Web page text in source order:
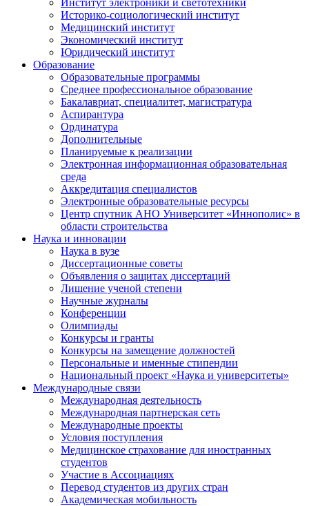
Историко-социологический институт
Медицинский институт
Экономический институт
Юридический институт
Образование
Образовательные программы
Среднее профессиональное образование
Бакалавриат, специалитет, магистратура
Аспирантура
Ординатура
Дополнительные
Планируемые к реализации
Электронная информационная образовательная
среда
Аккредитация специалистов
Электронные образовательные ресурсы
Центр спутник АНО Университет «Иннополис» в
области строительства
Наука и инновации
Наука в вузе
Диссертационные советы
Объявления о защитах диссертаций
Лишение ученой степени
Научные журналы
Конференции
Олимпиады
Конкурсы и гранты
Конкурсы на замещение должностей
Персональные и именные стипендии
Национальный проект «Наука и университеты»
Международные связи
Международная деятельность
Международная партнерская сеть
Международные проекты
Условия поступления
Медицинское страхование для иностранных
студентов
Участие в Ассоциациях
Перевод студентов из других стран
Академическая мобильность